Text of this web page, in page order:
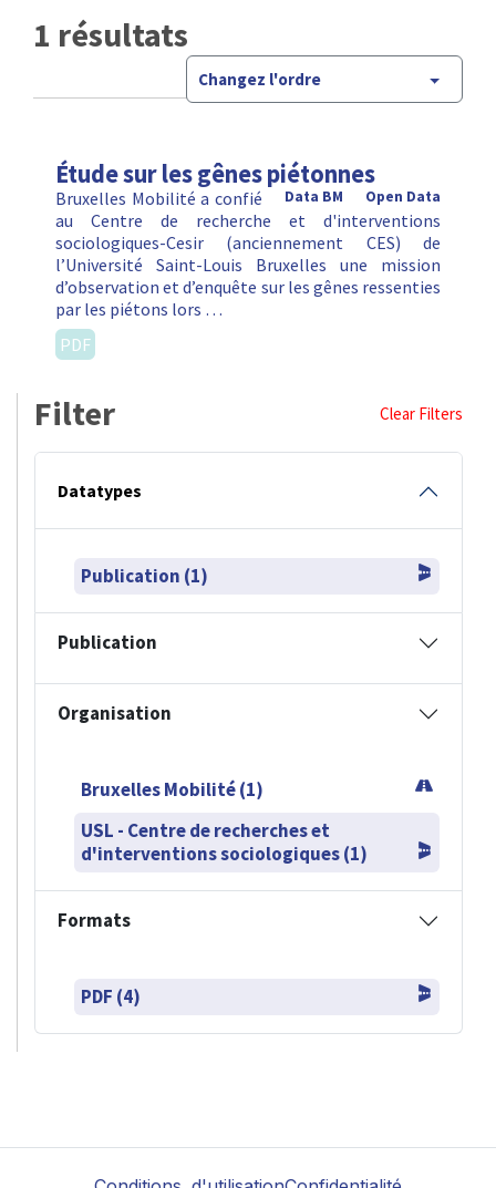
1 résultats
Étude sur les gênes piétonnes
Open Data
Data BM
Bruxelles Mobilité a confié
au Centre de recherche et d'interventions
sociologiques-Cesir (anciennement CES) de
l’Université Saint-Louis Bruxelles une mission
d’observation et d’enquête sur les gênes ressenties
par les piétons lors …
PDF
Filter Clear Filters
Publication (1)
Publication
Organisation
Bruxelles Mobilité (1)
USL - Centre de recherches et
d'interventions sociologiques (1)
Formats
PDF (4)
Conditions d'utilisation
Confidentialité